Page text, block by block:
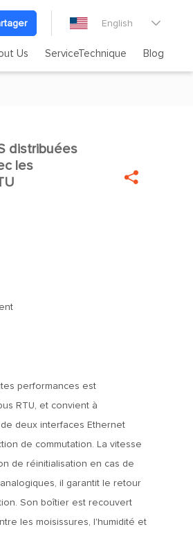
English 
Us ServiceTechnique Blog

distribuées
les

performances est
RTU, et convient à
deux interfaces Ethernet
de commutation. La vitesse
de réinitialisation en cas de
il garantit le retour
Son boîtier est recouvert
les moisissures, l'humidité et